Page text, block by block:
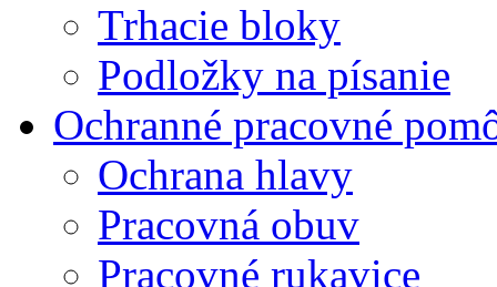
Trhacie bloky
Podložky na písanie
Ochranné pracovné
Ochrana hlavy
Pracovná obuv
Pracovné rukavice